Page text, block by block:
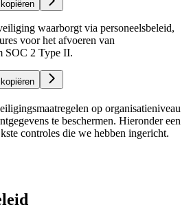
waarborgt via personeelsbeleid,
voor het afvoeren van
SOC 2 Type II.
op organisatieniveau
te beschermen. Hieronder een
controles die we hebben ingericht.